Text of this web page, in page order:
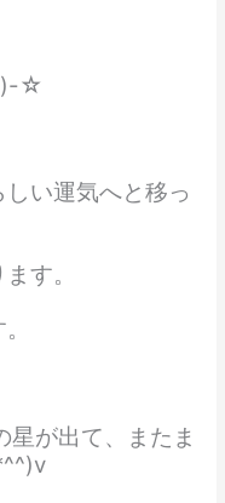
)-☆
い運気へと移っ
す。
が出て、またま